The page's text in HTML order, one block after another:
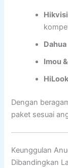
Dahua
Imou
HiLook
Dengan
paket sesuai
Keunggulan
Dibandingkan